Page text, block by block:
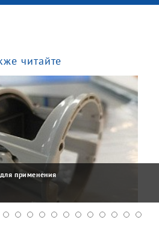
читайте
применения